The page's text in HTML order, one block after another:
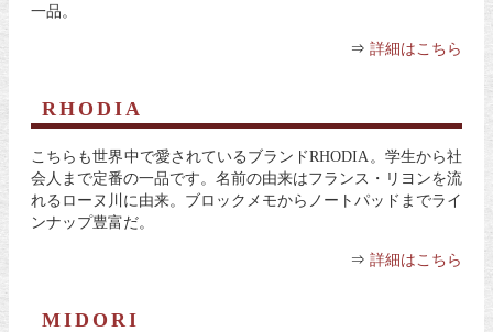
一品。
⇒ 詳細はこちら
RHODIA
こちらも世界中で愛されているブランドRHODIA。学生から社
会人まで定番の一品です。名前の由来はフランス・リヨンを流
れるローヌ川に由来。ブロックメモからノートパッドまでライ
ンナップ豊富だ。
⇒ 詳細はこちら
MIDORI